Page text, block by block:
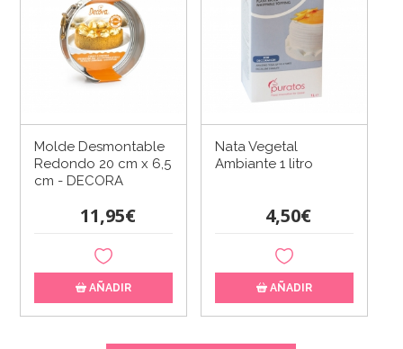
Molde Desmontable
Redondo 20 cm x 6,5
cm - DECORA
11,95€
AÑADIR
Nata Vegetal
Ambiante 1 litro
4,50€
AÑADIR